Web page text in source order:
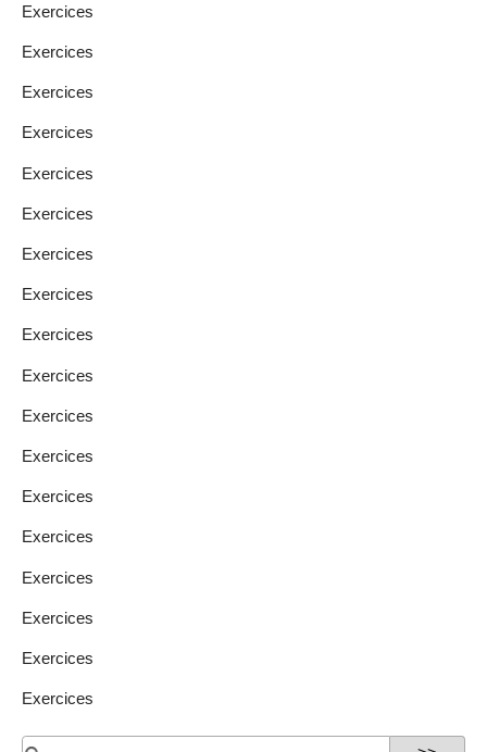
Exercices
Exercices
Exercices
Exercices
Exercices
Exercices
Exercices
Exercices
Exercices
Exercices
Exercices
Exercices
Exercices
Exercices
Exercices
Exercices
Exercices
Exercices